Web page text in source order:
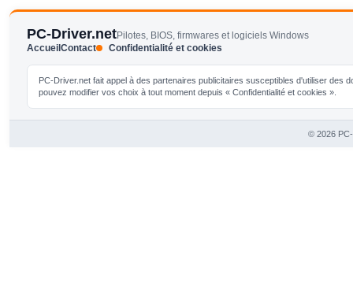
PC-Driver.netPilotes, BIOS, firmwares et logiciels Windows
AccueilContact Confidentialité et cookies
PC-Driver.net fait appel à des partenaires publicitaires susceptibles d'utiliser
pouvez modifier vos choix à tout moment depuis « Confidentialité et cookies ».
© 2026